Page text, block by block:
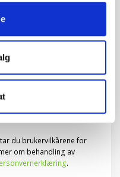
å få hjelp til lekse.
du brukervilkårene for
om behandling av
.